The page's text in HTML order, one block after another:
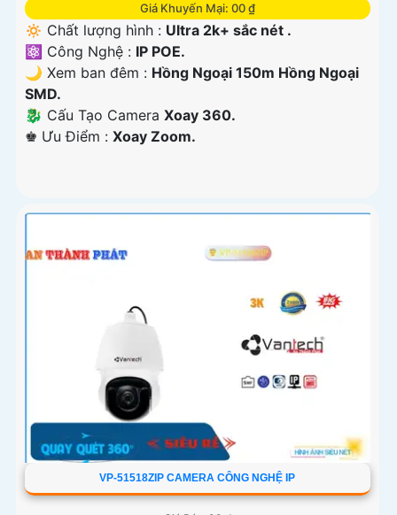
Giá Khuyến Mại: 00 ₫
🔅 Chất lượng hình : Ultra 2k+ sắc nét .
⚛️ Công Nghệ : IP POE.
🌙 Xem ban đêm : Hồng Ngoại 150m Hồng Ngoại
SMD.
🐉️ Cấu Tạo Camera Xoay 360.
️♚ Ưu Điểm : Xoay Zoom.
VP-51518ZIP CAMERA CÔNG NGHỆ IP